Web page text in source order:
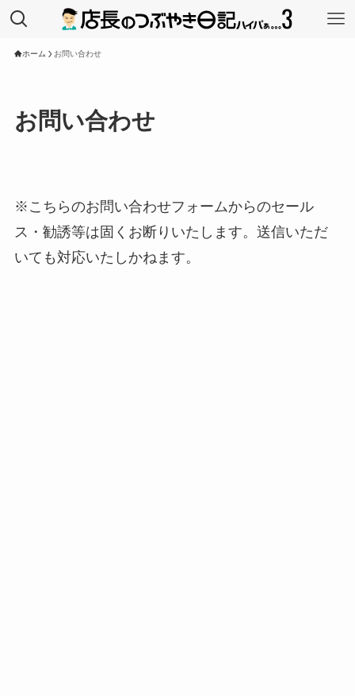
ホーム お問い合わせ
お問い合わせ
※こちらのお問い合わせフォームからのセール
ス・勧誘等は固くお断りいたします。送信いただ
いても対応いたしかねます。